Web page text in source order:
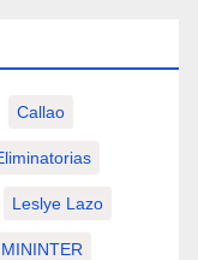
Callao
Leslye Lazo
MININTER